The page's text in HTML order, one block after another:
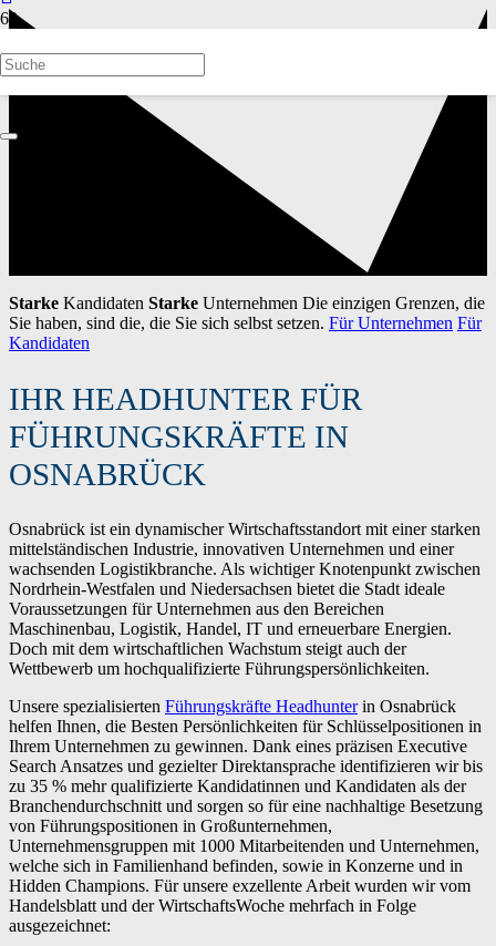
Starke Kandidaten Starke Unternehmen Die einzigen Grenzen, die
Sie haben, sind die, die Sie sich selbst setzen. Für Unternehmen Für
Kandidaten
IHR HEADHUNTER FÜR
FÜHRUNGSKRÄFTE IN
OSNABRÜCK
Osnabrück ist ein dynamischer Wirtschaftsstandort mit einer starken
mittelständischen Industrie, innovativen Unternehmen und einer
wachsenden Logistikbranche. Als wichtiger Knotenpunkt zwischen
Nordrhein-Westfalen und Niedersachsen bietet die Stadt ideale
Voraussetzungen für Unternehmen aus den Bereichen
Maschinenbau, Logistik, Handel, IT und erneuerbare Energien.
Doch mit dem wirtschaftlichen Wachstum steigt auch der
Wettbewerb um hochqualifizierte Führungspersönlichkeiten.
Unsere spezialisierten Führungskräfte Headhunterin Osnabrück
helfen Ihnen, die Besten Persönlichkeiten für Schlüsselpositionen in
Ihrem Unternehmen zu gewinnen. Dank eines präzisen Executive
Search Ansatzes und gezielter Direktansprache identifizieren wir bis
zu 35 % mehr qualifizierte Kandidatinnen und Kandidaten als der
Branchendurchschnitt und sorgen so für eine nachhaltige Besetzung
von Führungspositionen in Großunternehmen,
Unternehmensgruppen mit 1000 Mitarbeitenden und Unternehmen,
welche sich in Familienhand befinden, sowie in Konzerne und in
Hidden Champions. Für unsere exzellente Arbeit wurden wir vom
Handelsblatt und der WirtschaftsWoche mehrfach in Folge
ausgezeichnet: